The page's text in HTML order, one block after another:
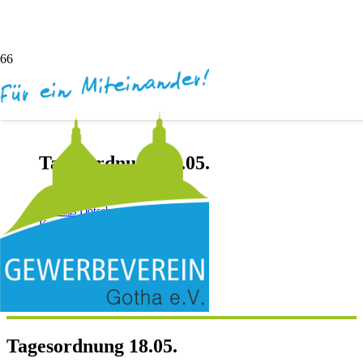
Tagesordnung 18.05.
vor 11 Jahren
Andreas Dötsch
Keine Kommentare
Tagesordnung 18.05.